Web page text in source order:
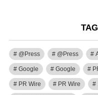
@Press @Press
Google Google
PR Wire PR Wire